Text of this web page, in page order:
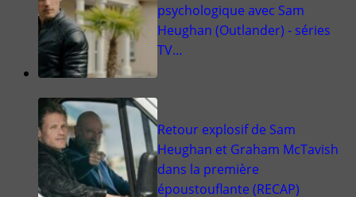
psychologique avec Sam
Heughan (Outlander) - séries
TV…
Retour explosif de Sam
Heughan et Graham McTavish
dans la première
époustouflante (RECAP)